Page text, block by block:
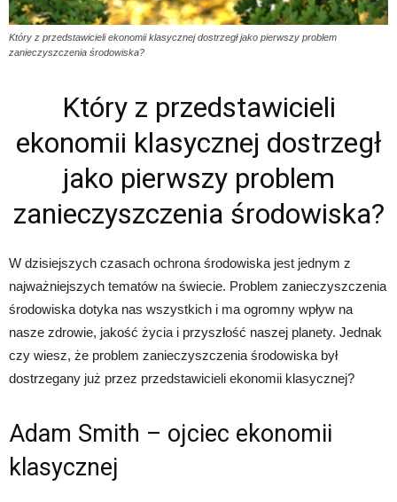
Który z przedstawicieli ekonomii klasycznej dostrzegł jako pierwszy problem
zanieczyszczenia środowiska?
Który z przedstawicieli
ekonomii klasycznej dostrzegł
jako pierwszy problem
zanieczyszczenia środowiska?
W dzisiejszych czasach ochrona środowiska jest jednym z
najważniejszych tematów na świecie. Problem zanieczyszczenia
środowiska dotyka nas wszystkich i ma ogromny wpływ na
nasze zdrowie, jakość życia i przyszłość naszej planety. Jednak
czy wiesz, że problem zanieczyszczenia środowiska był
dostrzegany już przez przedstawicieli ekonomii klasycznej?
Adam Smith – ojciec ekonomii
klasycznej